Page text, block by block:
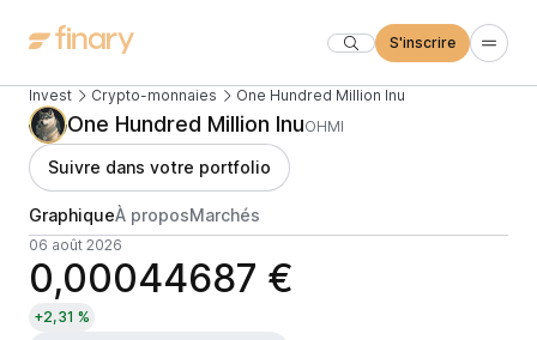
S'inscrire
Invest Crypto-monnaies One Hundred Million Inu
One Hundred Million InuOHMI
Suivre dans votre portfolio
GraphiqueÀ proposMarchés
06 août 2026
0,00044687 €
+2,31 %